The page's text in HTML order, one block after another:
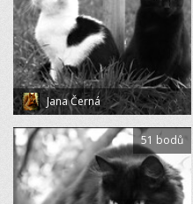
Jana Černá
51 bodů